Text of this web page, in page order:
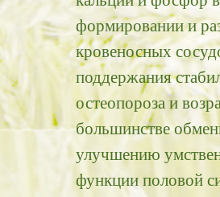
формировании и
кровеносных
поддержания
остеопороза и
большинстве
улучшению
функции половой